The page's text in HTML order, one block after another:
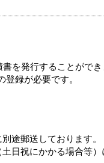
を発行することができ
録が必要です。
途郵送しております。
日祝にかかる場合等